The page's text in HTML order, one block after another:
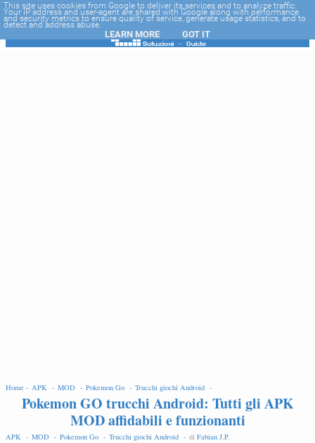
-->
Home - APK - MOD - Pokemon Go - Trucchi giochi Android -
Pokemon GO trucchi Android: Tutti gli APK
MOD affidabili e funzionanti
APK - MOD - Pokemon Go - Trucchi giochi Android - di Fabian J.P.
This site uses cookies from Google to deliver its services and to analyze traffic.
Your IP address and user-agent are shared with Google along with performance
and security metrics to ensure quality of service, generate usage statistics, and to
detect and address abuse.
LEARN MORE GOT IT